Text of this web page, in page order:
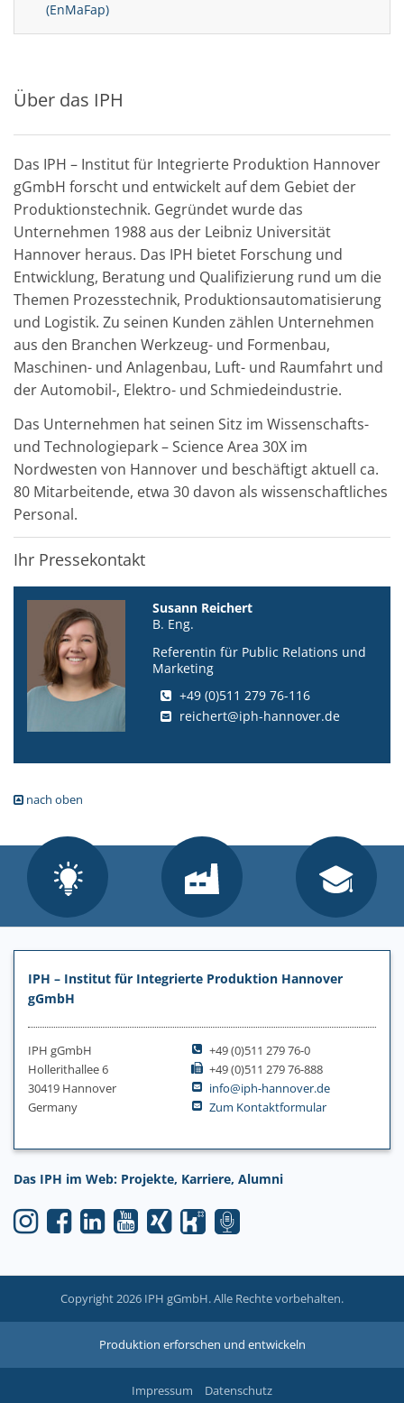
(EnMaFap)
Über das IPH
Das IPH – Institut für Integrierte Produktion Hannover
gGmbH forscht und entwickelt auf dem Gebiet der
Produktionstechnik. Gegründet wurde das
Unternehmen 1988 aus der Leibniz Universität
Hannover heraus. Das IPH bietet Forschung und
Entwicklung, Beratung und Qualifizierung rund um die
Themen Prozesstechnik, Produktionsautomatisierung
und Logistik. Zu seinen Kunden zählen Unternehmen
aus den Branchen Werkzeug- und Formenbau,
Maschinen- und Anlagenbau, Luft- und Raumfahrt und
der Automobil-, Elektro- und Schmiedeindustrie.
Das Unternehmen hat seinen Sitz im Wissenschafts-
und Technologiepark – Science Area 30X im
Nordwesten von Hannover und beschäftigt aktuell ca.
80 Mitarbeitende, etwa 30 davon als wissenschaftliches
Personal.
Ihr Pressekontakt
Susann Reichert
B. Eng.
Referentin für Public Relations und
Marketing
+49 (0)511 279 76-116
reichert@iph-hannover.de
nach oben
IPH – Institut für Integrierte Produktion Hannover
gGmbH
IPH gGmbH
Hollerithallee 6
30419 Hannover
Germany
+49 (0)511 279 76-0
+49 (0)511 279 76-888
info@iph-hannover.de
Zum Kontaktformular
Das IPH im Web: Projekte, Karriere, Alumni
Copyright 2026 IPH gGmbH. Alle Rechte vorbehalten.
Produktion erforschen und entwickeln
Impressum Datenschutz